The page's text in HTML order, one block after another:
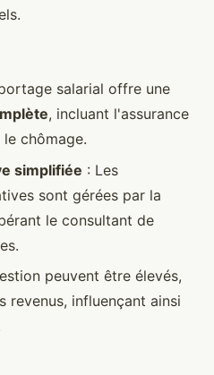
salarial offre une
, incluant l'assurance
chômage.
simplifiée : Les
sont gérées par la
le consultant de
peuvent être élevés,
revenus, influençant ainsi